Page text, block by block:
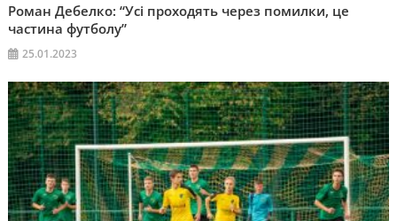
Роман Дебелко: “Усі проходять через помилки, це
частина футболу”
25.01.2023